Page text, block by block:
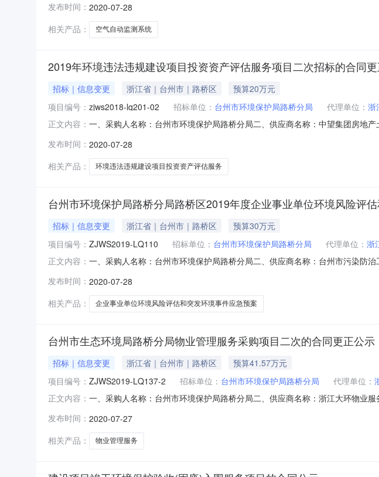
气自动监测系统采购项目详见招标文件项11995000.002000000七、联系方式
15088
发布时间： 2020-07-28
相关产品：
空气自动监测系统
2019年环境违法违规建设项目投资资产评估服务项目二次招标的合同
招标｜信息变更 浙江省｜台州市｜路桥区
预算20万元
项目编号： zjws2018-lq201-02 招标单位： 台州市环境保护局路桥分局 代理单位： 浙
正文内容： 一、采购人名称：台州市环境保护局路桥分局二、供应商名称：中望集团房地
建设项目投资资产评估服务项目二次招标详见招标文件项
发布时间： 2020-07-28
相关产品：
环境违法违规建设项目投资资产评估服务
台州市环境保护局路桥分局路桥区2019年度企业事业单位环境风险评
招标｜信息变更 浙江省｜台州市｜路桥区
预算30万元
项目编号： ZJWS2019-LQ110 招标单位： 台州市环境保护局路桥分局 代理单位： 浙
正文内容： 一、采购人名称：台州市环境保护局路桥分局二、供应商名称：台州市污染防
金额（元）1台州市环境保护局路桥分局路桥区2019年度企业事业单位环境风
代理
发布时间： 2020-07-28
相关产品：
企业事业单位环境风险评估和突发环境事件应急预案
台州市生态环境局路桥分局物业管理服务采购项目二次的合同更正公示
招标｜信息变更 浙江省｜台州市｜路桥区
预算41.57万元
项目编号： ZJWS2019-LQ137-2 招标单位： 台州市环境保护局路桥分局 代理单位：
正文内容： 一、采购人名称：台州市环境保护局路桥分局二、供应商名称：浙江大环物业
局物业管理服务采购项目二次详见招标文件年
发布时间： 2020-07-27
相关产品：
物业管理服务